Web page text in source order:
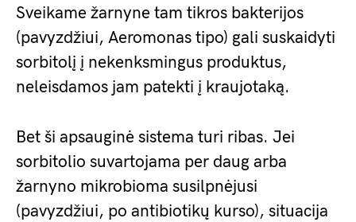
Sveikame žarnyne tam tikros bakterijos
(pavyzdžiui, Aeromonas tipo) gali suskaidyti
sorbitolį į nekenksmingus produktus,
neleisdamos jam patekti į kraujotaką.
Bet ši apsauginė sistema turi ribas. Jei
sorbitolio suvartojama per daug arba
žarnyno mikrobioma susilpnėjusi
(pavyzdžiui, po antibiotikų kurso), situacija